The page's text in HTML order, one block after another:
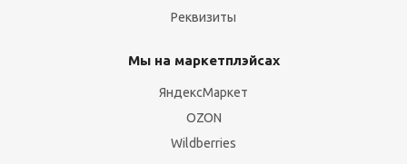
Реквизиты
Мы на маркетплэйсах
ЯндексМаркет
OZON
Wildberries